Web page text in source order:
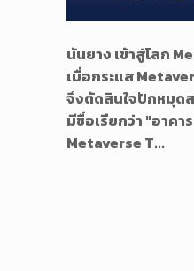
นันยาง เข้าสู่โลก
เมื่อกระแส
จึงตัดสินใจปักหมุด
มีชื่อเรียกว่า "อาคา
Metaverse T...